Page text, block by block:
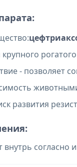
- позволяет
развития
согласно